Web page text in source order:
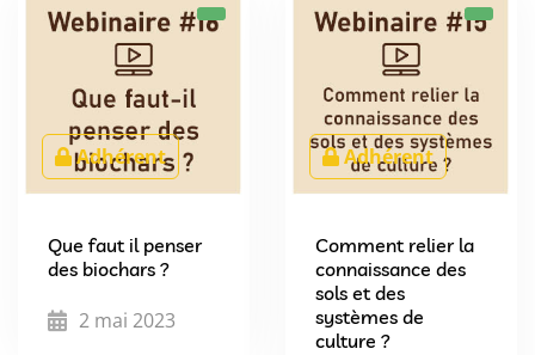
Adhérent
Que faut il penser
des biochars ?
2 mai 2023
Adhérent
Comment relier la
connaissance des
sols et des
systèmes de
culture ?